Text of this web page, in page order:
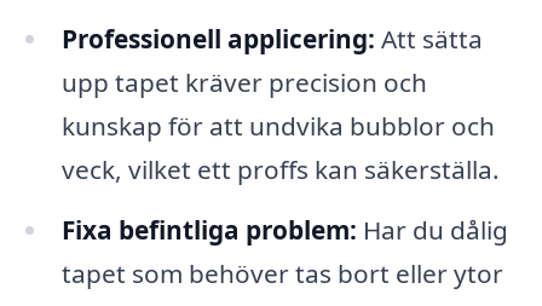
Professionell applicering: Att sätta
upp tapet kräver precision och
kunskap för att undvika bubblor och
veck, vilket ett proffs kan säkerställa.
Fixa befintliga problem: Har du dålig
tapet som behöver tas bort eller ytor